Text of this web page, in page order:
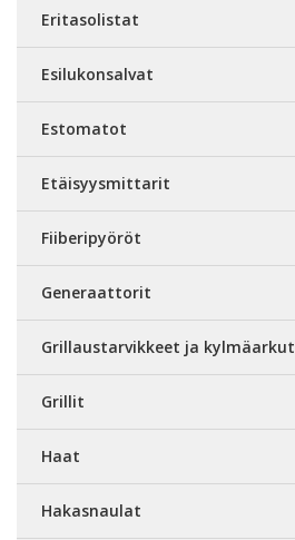
Eritasolistat
Esilukonsalvat
Estomatot
Etäisyysmittarit
Fiiberipyöröt
Generaattorit
Grillaustarvikkeet ja kylmäarkut
Grillit
Haat
Hakasnaulat